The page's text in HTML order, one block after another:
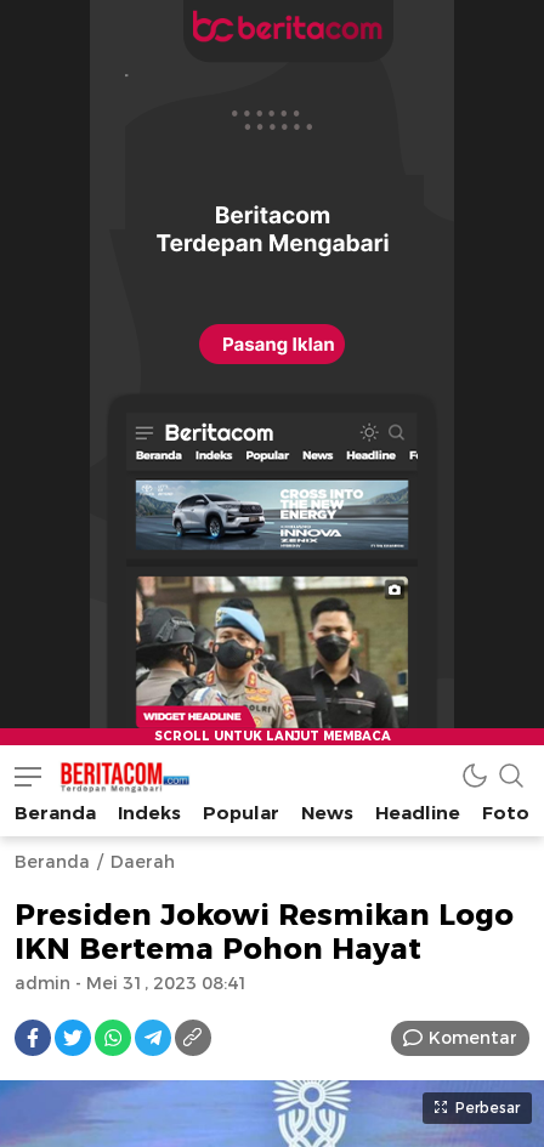
beritacom.com
bestnews
Beranda Indeks Popular News Headline Foto
Beranda Daerah
Presiden Jokowi Resmikan Logo
IKN Bertema Pohon Hayat
admin - Mei 31, 2023 08:41
Komentar
Perbesar